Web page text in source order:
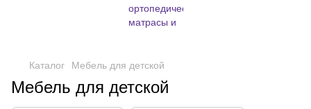
Каталог Мебель для детской
Мебель для детской